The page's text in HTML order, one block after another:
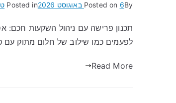
By
Posted on 6 באוגוסט 2026 Posted in
תכנון פרישה עם ניהול השקעות חכם:
לפעמים כמו שילוב של חלום מתוק
Read More